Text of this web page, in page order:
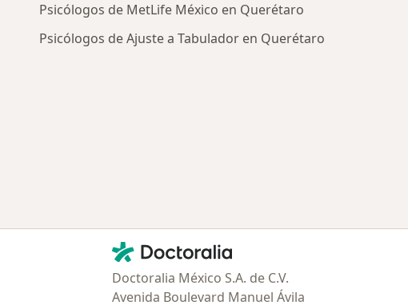
Psicólogos de MetLife México en Querétaro
Psicólogos de Ajuste a Tabulador en Querétaro
Contacto
Doctoralia - Página de inicio
Doctoralia México S.A. de C.V.
Avenida Boulevard Manuel Ávila